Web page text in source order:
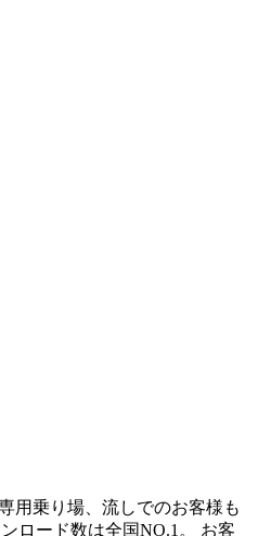
用乗り場、流しでのお客様も
ロード数は全国NO.1。 お客